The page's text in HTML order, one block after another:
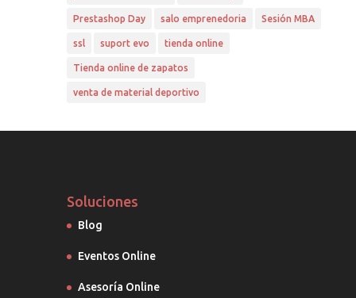
Prestashop Day salo emprenedoria Sesión MBA
ssl suport evo tienda online
Tienda online de zapatos
venta de material deportivo
Soluciones
Blog
Eventos Online
Asesoría Online